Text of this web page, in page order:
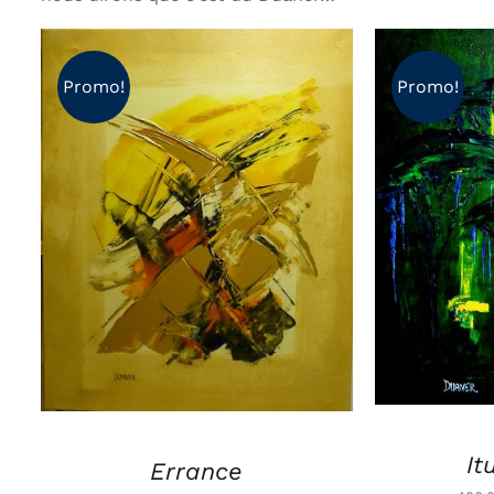
Promo!
AJOUTER AU PANIER
/
APERÇU
Errance
Promo!